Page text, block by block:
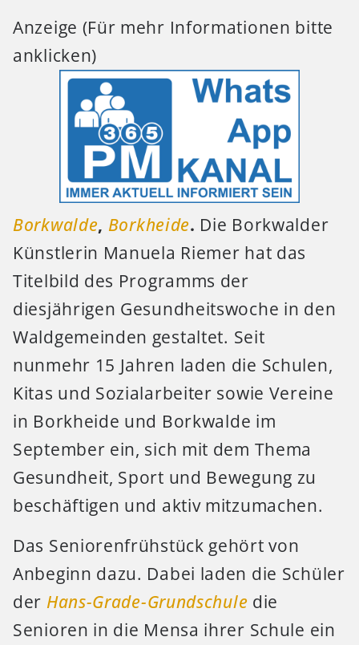
Anzeige (Für mehr Informationen bitte
anklicken)
Borkwalde, Borkheide. Die Borkwalder
Künstlerin Manuela Riemer hat das
Titelbild des Programms der
diesjährigen Gesundheitswoche in den
Waldgemeinden gestaltet. Seit
nunmehr 15 Jahren laden die Schulen,
Kitas und Sozialarbeiter sowie Vereine
in Borkheide und Borkwalde im
September ein, sich mit dem Thema
Gesundheit, Sport und Bewegung zu
beschäftigen und aktiv mitzumachen.
Das Seniorenfrühstück gehört von
Anbeginn dazu. Dabei laden die Schüler
der Hans-Grade-Grundschule die
Senioren in die Mensa ihrer Schule ein